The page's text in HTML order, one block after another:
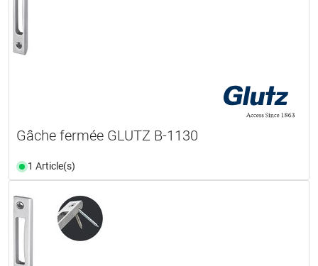
Gâche fermée GLUTZ B-1130
1 Article(s)